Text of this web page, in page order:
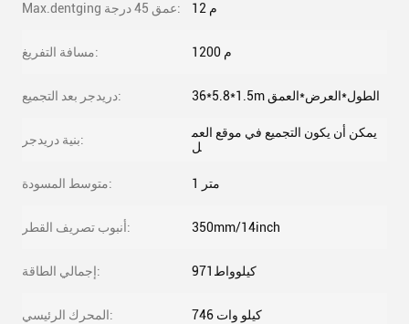
Max.dentging عمق 45 درجة: 12 م
مسافة التفريغ: 1200 م
دريدجر بعد التجميع: 36*5.8*1.5m الطول*العرض*العمق
بنية دريدجر:
يمكن أن يكون التجميع في موقع العم
ل
متوسط ​​المسودة: 1 متر
أنبوب تصريف القطر: 350mm/14inch
إجمالي الطاقة: 971كيلوواط
المحرك الرئيسي: 746 كيلو وات